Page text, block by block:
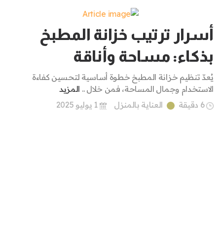
أسرار ترتيب خزانة المطبخ
بذكاء: مساحة وأناقة
يُعدّ تنظيم خزانة المطبخ خطوة أساسية لتحسين كفاءة
الاستخدام وجمال المساحة، فمن خلال .. المزيد
6 دقيقة
العناية بالمنزل 1 يوليو 2025